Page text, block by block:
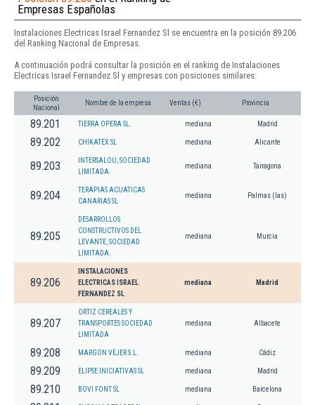
Empresas Españolas
Instalaciones Electricas Israel Fernandez Sl se encuentra en la posición 89.206
del Ranking Nacional de Empresas.
A continuación podrá consultar la posición en el ranking de Instalaciones
Electricas Israel Fernandez Sl y empresas con posiciones similares:
Posición
Nacional
Nombre de la empresa Ventas (€) Provincia
89.201 TIERRA OPERA SL. mediana Madrid
89.202 CHIKATEX SL mediana Alicante
89.203
INTERSALOU, SOCIEDAD
LIMITADA.
mediana Tarragona
89.204
TERAPIAS ACUATICAS
CANARIAS SL
mediana Palmas (las)
89.205
DESARROLLOS
CONSTRUCTIVOS DEL
LEVANTE, SOCIEDAD
LIMITADA.
mediana Murcia
89.206
INSTALACIONES
ELECTRICAS ISRAEL
FERNANDEZ SL
mediana Madrid
89.207
ORTIZ CEREALES Y
TRANSPORTES SOCIEDAD
LIMITADA
mediana Albacete
89.208 MARGON VEJER S.L. mediana Cádiz
89.209 ELIPSE INICIATIVAS SL mediana Madrid
89.210 BOVI FONT SL mediana Barcelona